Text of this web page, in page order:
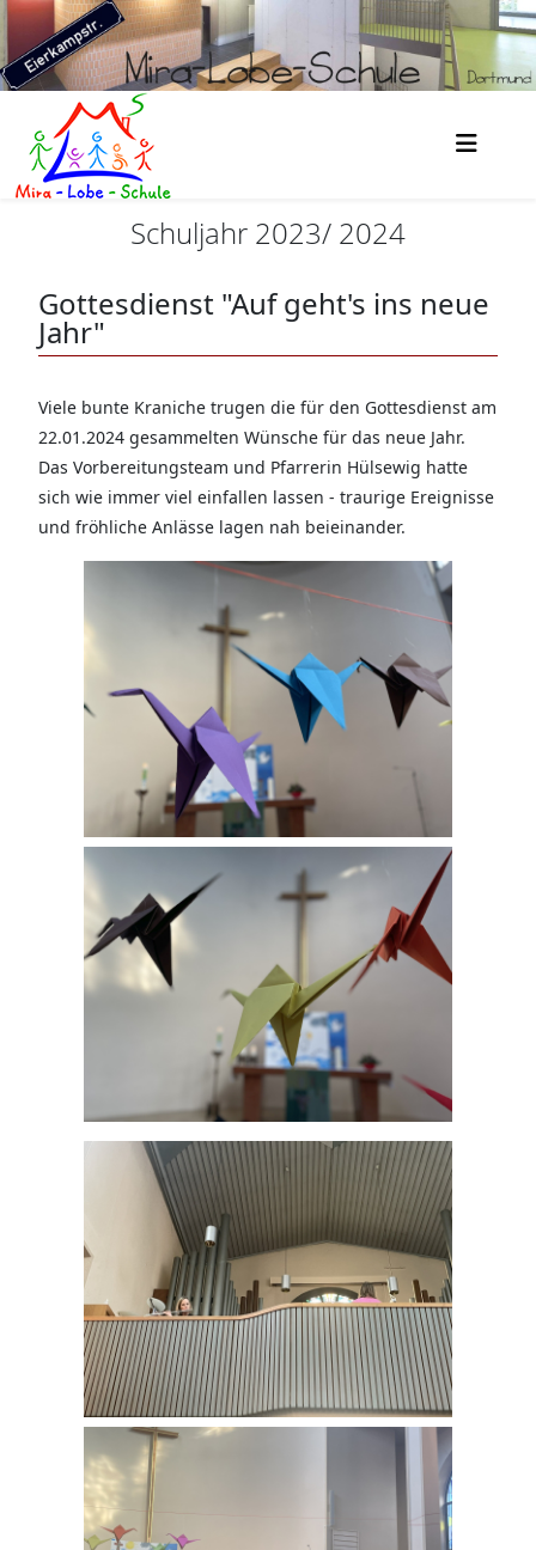
Schuljahr 2023/ 2024
Gottesdienst "Auf geht's ins neue
Jahr"
Viele bunte Kraniche trugen die für den Gottesdienst am
22.01.2024 gesammelten Wünsche für das neue Jahr.
Das Vorbereitungsteam und Pfarrerin Hülsewig hatte
sich wie immer viel einfallen lassen - traurige Ereignisse
und fröhliche Anlässe lagen nah beieinander.